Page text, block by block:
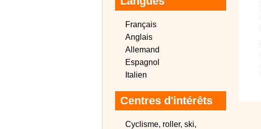
Français
Anglais
Allemand
Espagnol
Italien
Centres d'intérêts
Cyclisme, roller, ski,